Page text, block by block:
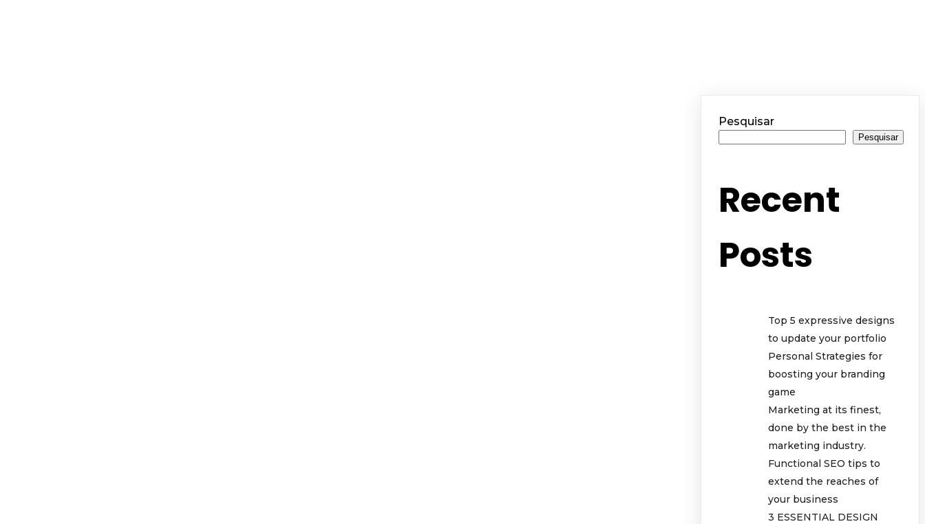
Pesquisar
Pesquisar
Recent
Posts
Top 5 expressive designs
to update your portfolio
Personal Strategies for
boosting your branding
game
Marketing at its finest,
done by the best in the
marketing industry.
Functional SEO tips to
extend the reaches of
your business
3 ESSENTIAL DESIGN